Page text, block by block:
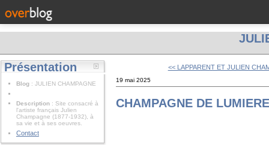
Présentation
Blog : JULIEN CHAMPAGNE
Description : Site consacré à
l'artiste français Julien
Champagne (1877-1932), à
sa vie et à ses oeuvres.
Contact
<< LAPPARENT ET JULIEN
19 mai 2025
CHAMPAGNE DE